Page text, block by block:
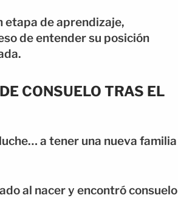
etapa de aprendizaje,
de entender su posición
CONSUELO TRAS EL
a tener una nueva familia
al nacer y encontró consuelo